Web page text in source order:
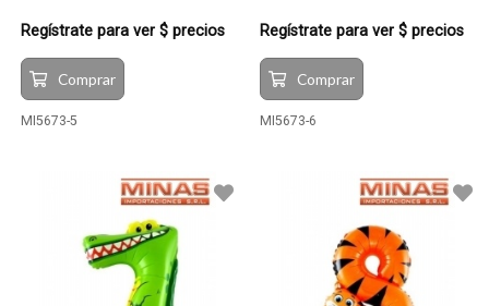
Regístrate para ver $ precios
Comprar
MI5673-5
Regístrate para ver $ precios
Comprar
MI5673-6